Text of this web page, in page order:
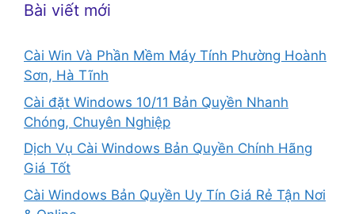
Bài viết mới
Cài Win Và Phần Mềm Máy Tính Phường Hoành
Sơn, Hà Tĩnh
Cài đặt Windows 10/11 Bản Quyền Nhanh
Chóng, Chuyên Nghiệp
Dịch Vụ Cài Windows Bản Quyền Chính Hãng
Giá Tốt
Cài Windows Bản Quyền Uy Tín Giá Rẻ Tận Nơi